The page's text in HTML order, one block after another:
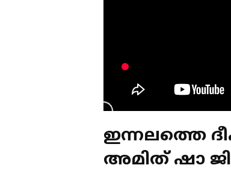
ഇന്നലത്തെ
അമിത് ഷാ